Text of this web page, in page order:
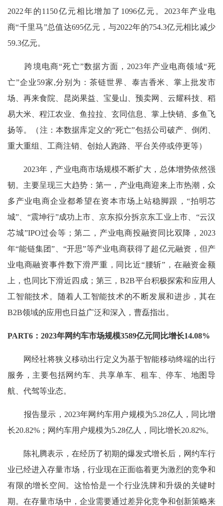
2022年的1150亿元相比增加了1096亿元。2023年产业电
商“千里马”总值达695亿元，与2022年的754.3亿元相比减少
59.3亿元。
跨境电商“死亡”数据方面，2023年产业电商领域“死
亡”企业59家,分别为：茶链世界、泰吉香米、掌上批发市
场、再来食院、昆岗果益、宝曼山、预卖网、云耀科技、稻
易大米、程江农业、鱼拉拉、玄同信息、掌上快销、多鱼飞
扬等。（注：本数据库定义的“死亡”包括公司破产、倒闭、
重大重组、工商注销、创始人跑路、平台关停或停更等）
2023年，产业电商市场规模不断扩大，总体增势依然强
韧。主要呈现三大趋势：第一，产业电商迎来上市热潮，众
多产业电商企业都希望在资本市场上站稳脚跟，“拍明芯
城”、“震坤行”成功上市、京东拟分拆京东工业上市、“云汉
芯城”IPO过会等；第二，产业电商投融资同比双降，2023
年“能链集团”、“开思”等产业电商获得了超亿元融资，但产
业电商融资事件数下滑严重，同比近“腰斩”，在融资金额
上，也同比下滑近四成；第三，B2B平台积极探索和应用人
工智能技术。随着人工智能技术的不断发展和进步，其在
B2B领域的应用也日益广泛和深入，曹磊指出。
PART6：2023年网约车市场规模3589亿元同比增长14.08%
网经社将狭义移动出行定义为基于智能移动终端的出行
服务，主要包括网约车、共享单车、租车、停车、地图导
航、代驾等业态。
报告显示，2023年网约车用户规模为5.28亿人，同比增
长20.82%；网约车用户规模为5.28亿人，同比增长20.82%。
陈礼腾表示，在经历了初期的爆发式增长后，网约车行
业已经进入存量市场，行业现在正面临着更为激烈的竞争和
有限的增长空间。这恰恰是一个行业洗牌和升级的关键时
期。在存量市场中，企业需要通过差异化竞争和创新策略来